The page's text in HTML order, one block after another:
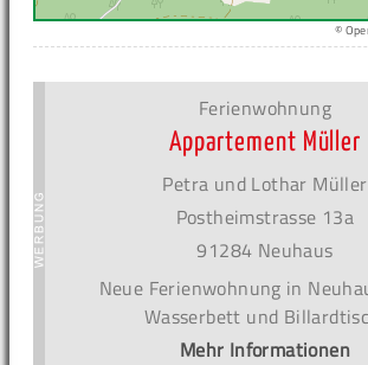
©
Ferienwohnung
Appartement Müller
Petra und Lothar Müller
Postheimstrasse 13a
91284 Neuhaus
Neue Ferienwohnung in
Wasserbett und
Mehr Informationen